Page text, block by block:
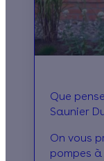
Que
Saunier
On vous
pompes